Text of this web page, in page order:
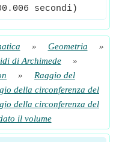
secondi)
» Geometria
»
di Archimede
»
»
Raggio del
della circonferenza del
della circonferenza del
il volume